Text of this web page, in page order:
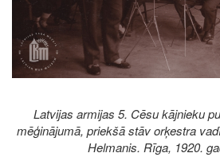
Latvijas armijas 5. Cēsu kājnieku
mēģinājumā, priekšā stāv orķestra
Helmanis. Rīga, 1920.